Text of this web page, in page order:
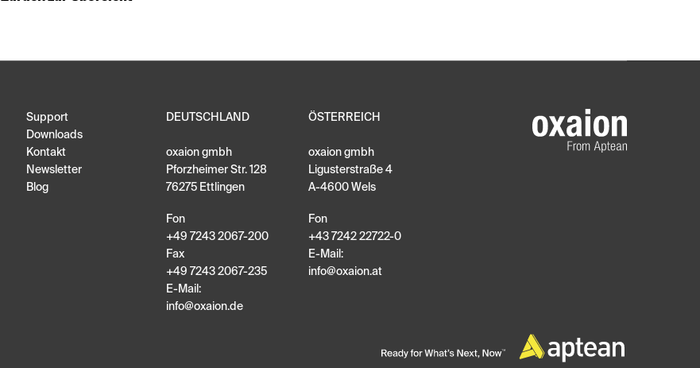
Support
Downloads
Kontakt
Newsletter
Blog
DEUTSCHLAND
oxaion gmbh
Pforzheimer Str. 128
76275 Ettlingen
Fon
+49 7243 2067-200
Fax
+49 7243 2067-235
E-Mail:
info@oxaion.de
ÖSTERREICH
oxaion gmbh
Ligusterstraße 4
A-4600 Wels
Fon
+43 7242 22722-0
E-Mail:
info@oxaion.at